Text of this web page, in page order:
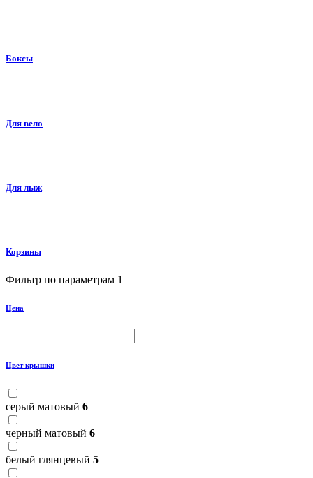
Боксы
Для вело
Для лыж
Корзины
Фильтр по параметрам 1
Цена
Цвет крышки
серый матовый 6
черный матовый 6
белый глянцевый 5